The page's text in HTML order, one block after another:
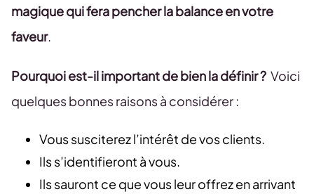
magique qui fera pencher la balance en votre
faveur.
Pourquoi est-il important de bien la définir ? Voici
quelques bonnes raisons à considérer :
Vous susciterez l’intérêt de vos clients.
Ils s’identifieront à vous.
Ils sauront ce que vous leur offrez en arrivant